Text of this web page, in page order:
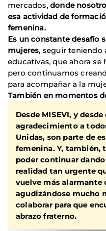
mercados, donde
esa actividad de
femenina.
Es un constante desafío
mujeres, seguir teniendo
educativas, que ahora se
pero continuamos
para acompañar a la
También en momentos
Desde MISEVI, y
agradecimiento a
Unidas, son parte de
femenina. Y, también,
poder continuar
realidad tan urgente
vuelve más alarmante
agudizándose mucho
colaborar para que
abrazo fraterno.